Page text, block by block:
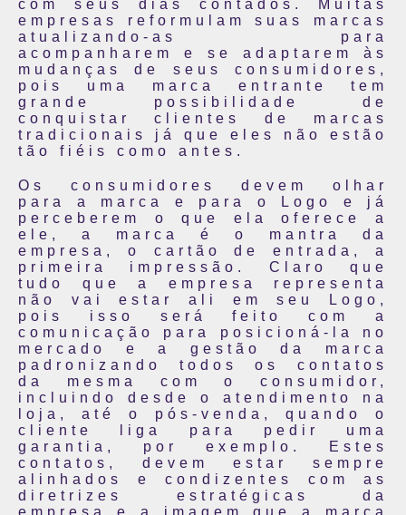
com seus dias contados. Muitas
empresas reformulam suas marcas
atualizando-as para
acompanharem e se adaptarem às
mudanças de seus consumidores,
pois uma marca entrante tem
grande possibilidade de
conquistar clientes de marcas
tradicionais já que eles não estão
tão fiéis como antes.
Os consumidores devem olhar
para a marca e para o Logo e já
perceberem o que ela oferece a
ele, a marca é o mantra da
empresa, o cartão de entrada, a
primeira impressão. Claro que
tudo que a empresa representa
não vai estar ali em seu Logo,
pois isso será feito com a
comunicação para posicioná-la no
mercado e a gestão da marca
padronizando todos os contatos
da mesma com o consumidor,
incluindo desde o atendimento na
loja, até o pós-venda, quando o
cliente liga para pedir uma
garantia, por exemplo. Estes
contatos, devem estar sempre
alinhados e condizentes com as
diretrizes estratégicas da
empresa e a imagem que a marca